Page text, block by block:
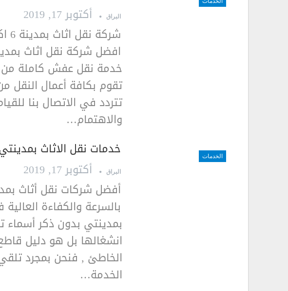
البراق أكتوبر 17, 2019
خدمة نقل عفش كاملة من
تقوم بكافة أعمال النقل
تتردد في الاتصال بنا
والاهتمام…
الخدمات خدمات نقل الاثاث
البراق أكتوبر 17, 2019
أفضل شركات نقل أثاث
بالسرعة والكفاءة
بمدينتي بدون ذكر أسماء
انشغالها بل هو دليل
الخاطئ , فنحن بمجرد
الخدمة…